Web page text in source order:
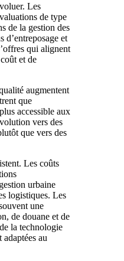
Les
de type
de la gestion des
d’entreposage et
qui alignent
et de
augmentent
que
accessible aux
vers des
que vers des
Les coûts
urbaine
logistiques. Les
une
de douane et de
la technologie
au